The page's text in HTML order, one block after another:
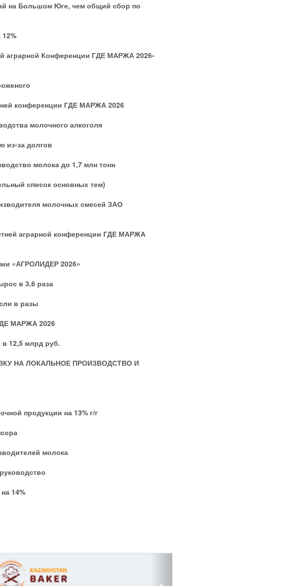
на Большом Юге, чем общий сбор по
аграрной Конференции ГДЕ МАРЖА 2026-
конференции ГДЕ МАРЖА 2026
молочного алкоголя
из-за долгов
молока до 1,7 млн тонн
список основных тем)
молочных смесей ЗАО
аграрной конференции ГДЕ МАРЖА
«АГРОЛИДЕР 2026»
в 3,6 раза
в разы
МАРЖА 2026
в 12,5 млрд руб.
НА ЛОКАЛЬНОЕ ПРОИЗВОДСТВО И
продукции на 13% г/г
молока
14%